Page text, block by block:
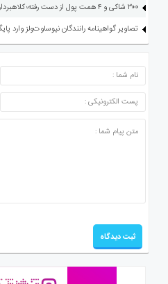
۳۰۰ شاکی و ۴ همت پول از دست رفته؛ کلاهبرداری و پولشویی در قالب شرکت مهاجرتی
تصاویر گواهینامه رانندگان نیوساوت‌ولز
ارسال دیدگاه